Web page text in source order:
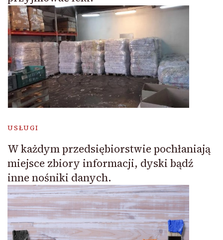
USŁUGI
W każdym przedsiębiorstwie pochłaniają
miejsce zbiory informacji, dyski bądź
inne nośniki danych.